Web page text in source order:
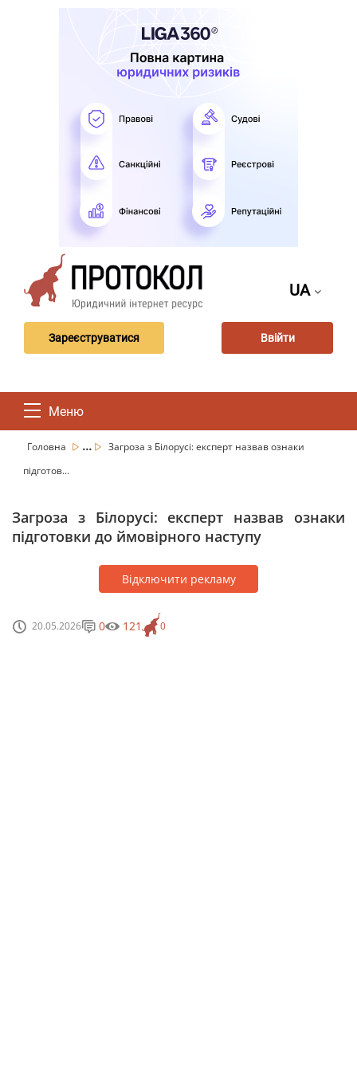
UA
Зареєструватися Ввійти
Меню
Головна ...
Загроза з Білорусі: експерт назвав ознаки
підготов...
Загроза з Білорусі: експерт назвав ознаки
підготовки до ймовірного наступу
Відключити рекламу
20.05.2026 0
0 121